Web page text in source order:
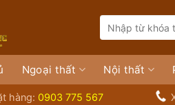
for:
Ngoại thất Nội thất
hàng: 0903 775 567